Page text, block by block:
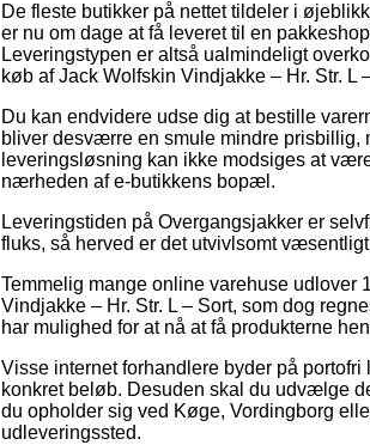
De fleste butikker på nettet tildeler i
er nu om dage at få leveret til en
Leveringstypen er altså ualmindeligt
køb af Jack Wolfskin Vindjakke – Hr. Str. L
Du kan endvidere udse dig at bestille
bliver desværre en smule mindre
leveringsløsning kan ikke modsiges at
nærheden af e-butikkens bopæl.
Leveringstiden på Overgangsjakker er
fluks, så herved er det utvivlsomt
Temmelig mange online varehuse udlover
Vindjakke – Hr. Str. L – Sort, som dog
har mulighed for at nå at få produkterne
Visse internet forhandlere byder på
konkret beløb. Desuden skal du udvælge
du opholder sig ved Køge, Vordingborg
udleveringssted.